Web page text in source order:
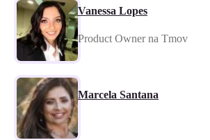
Vanessa Lopes
Product Owner na Tmov
Marcela Santana